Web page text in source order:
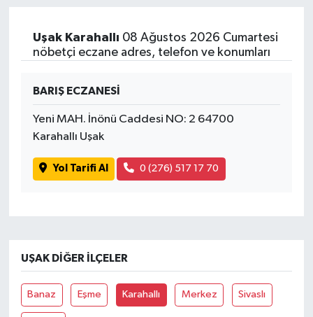
Uşak Karahallı 08 Ağustos 2026 Cumartesi
nöbetçi eczane adres, telefon ve konumları
BARIŞ ECZANESİ
Yeni MAH. İnönü Caddesi NO: 2 64700
Karahallı Uşak
Yol Tarifi Al 0 (276) 517 17 70
UŞAK DIĞER İLÇELER
Banaz Eşme Karahallı Merkez Sivaslı